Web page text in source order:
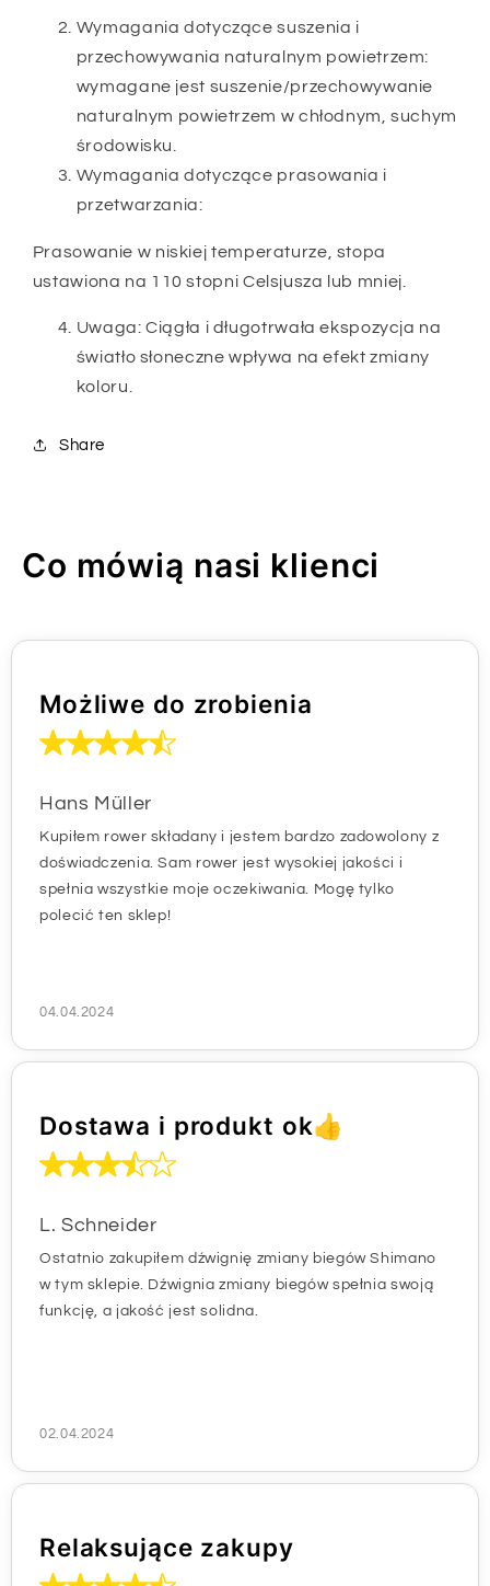
Wymagania dotyczące suszenia i
przechowywania naturalnym powietrzem:
wymagane jest suszenie/przechowywanie
naturalnym powietrzem w chłodnym, suchym
środowisku.
Wymagania dotyczące prasowania i
przetwarzania:
Prasowanie w niskiej temperaturze, stopa
ustawiona na 110 stopni Celsjusza lub mniej.
Uwaga: Ciągła i długotrwała ekspozycja na
światło słoneczne wpływa na efekt zmiany
koloru.
Share
Co mówią nasi klienci
Możliwe do zrobienia
Hans Müller
Kupiłem rower składany i jestem bardzo zadowolony z
doświadczenia. Sam rower jest wysokiej jakości i
spełnia wszystkie moje oczekiwania. Mogę tylko
polecić ten sklep!
04.04.2024
Dostawa i produkt ok👍
L. Schneider
Ostatnio zakupiłem dźwignię zmiany biegów Shimano
w tym sklepie. Dźwignia zmiany biegów spełnia swoją
funkcję, a jakość jest solidna.
02.04.2024
Relaksujące zakupy